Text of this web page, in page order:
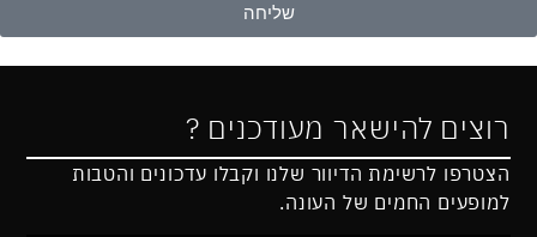
שליחה
רוצים להישאר מעודכנים ?
הצטרפו לרשימת הדיוור שלנו וקבלו עדכונים והטבות
למופעים החמים של העונה.